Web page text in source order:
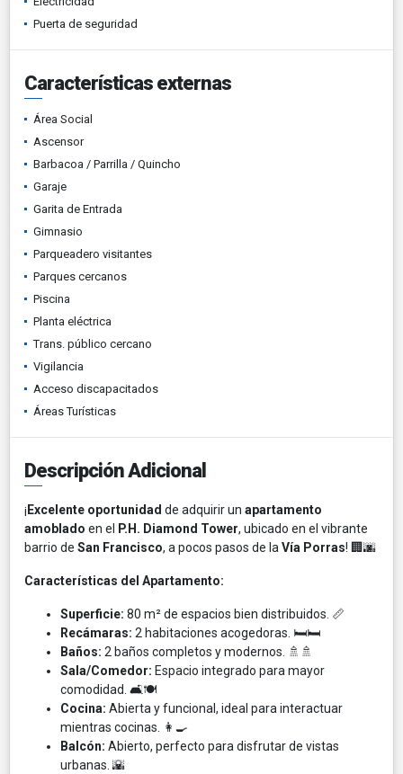
Puerta de seguridad
Características externas
Área Social
Ascensor
Barbacoa / Parrilla / Quincho
Garaje
Garita de Entrada
Gimnasio
Parqueadero visitantes
Parques cercanos
Piscina
Planta eléctrica
Trans. público cercano
Vigilancia
Acceso discapacitados
Áreas Turísticas
Descripción Adicional
¡ Excelente oportunidad de adquirir un apartamento
amoblado en el P.H. Diamond Tower, ubicado en el vibrante
barrio de San Francisco, a pocos pasos de la Vía Porras! 🏢🌆​
Características del Apartamento:
Superficie: 80 m² de espacios bien distribuidos. 📏​
Recámaras: 2 habitaciones acogedoras. 🛏️🛏️​
Baños: 2 baños completos y modernos. 🚿🚿​
Sala/Comedor: Espacio integrado para mayor
comodidad. 🛋️🍽️​
Cocina: Abierta y funcional, ideal para interactuar
mientras cocinas. 👩‍🍳​
Balcón: Abierto, perfecto para disfrutar de vistas
urbanas. 🌇​